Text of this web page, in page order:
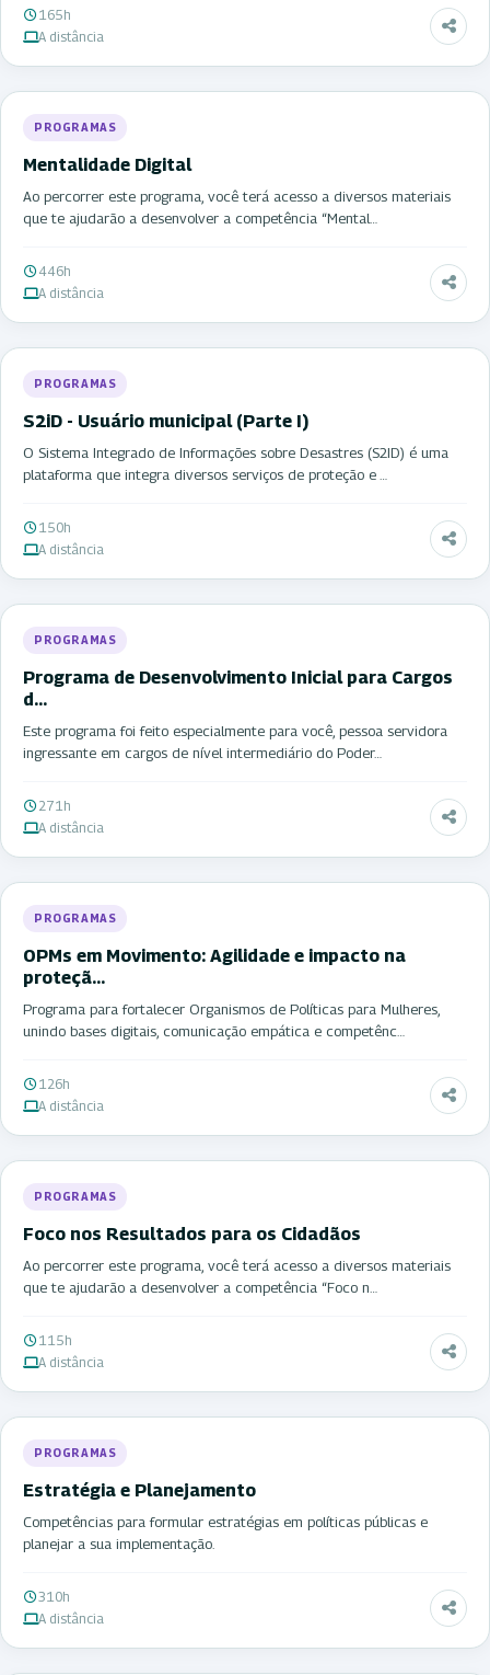
165h
A distância
PROGRAMAS
Mentalidade Digital
Ao percorrer este programa, você terá acesso a diversos materiais
que te ajudarão a desenvolver a competência “Mental…
446h
A distância
PROGRAMAS
S2iD - Usuário municipal (Parte I)
O Sistema Integrado de Informações sobre Desastres (S2ID) é uma
plataforma que integra diversos serviços de proteção e …
150h
A distância
PROGRAMAS
Programa de Desenvolvimento Inicial para Cargos
d…
Este programa foi feito especialmente para você, pessoa servidora
ingressante em cargos de nível intermediário do Poder…
271h
A distância
PROGRAMAS
OPMs em Movimento: Agilidade e impacto na
proteçã…
Programa para fortalecer Organismos de Políticas para Mulheres,
unindo bases digitais, comunicação empática e competênc…
126h
A distância
PROGRAMAS
Foco nos Resultados para os Cidadãos
Ao percorrer este programa, você terá acesso a diversos materiais
que te ajudarão a desenvolver a competência “Foco n…
115h
A distância
PROGRAMAS
Estratégia e Planejamento
Competências para formular estratégias em políticas públicas e
planejar a sua implementação.
310h
A distância